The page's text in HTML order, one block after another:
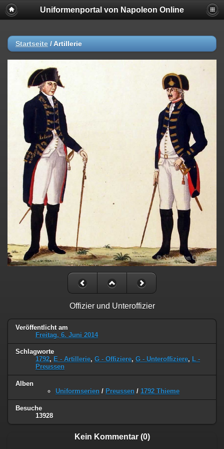
Uniformenportal von Napoleon Online
Startseite / Artillerie
Offizier und Unteroffizier
Veröffentlicht am
Freitag, 6. Juni 2014
Schlagworte
1792, E - Artillerie, G - Offiziere, G - Unteroffiziere, L -
Preussen
Alben
Uniformserien / Preussen / 1792 Thieme
Besuche
13928
Kein Kommentar (0)